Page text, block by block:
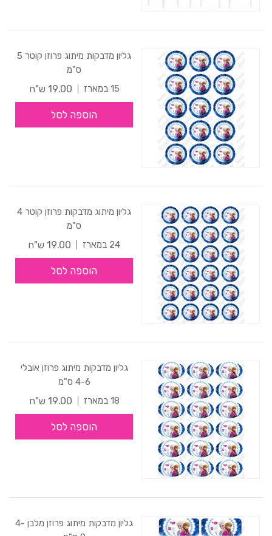
גליון מדבקות מיתוג פרוזן קוטר 5
ס"מ
15 במארז
19.00 ש"ח
הוספה לסל
גליון מיתוג מדבקות פרוזן קוטר 4
ס"מ
24 במארז
19.00 ש"ח
הוספה לסל
גליון מדבקות מיתוג פרוזן אובלי
4-6 ס"מ
18 במארז
19.00 ש"ח
הוספה לסל
גליון מדבקות מיתוג פרוזן מלבן 4-